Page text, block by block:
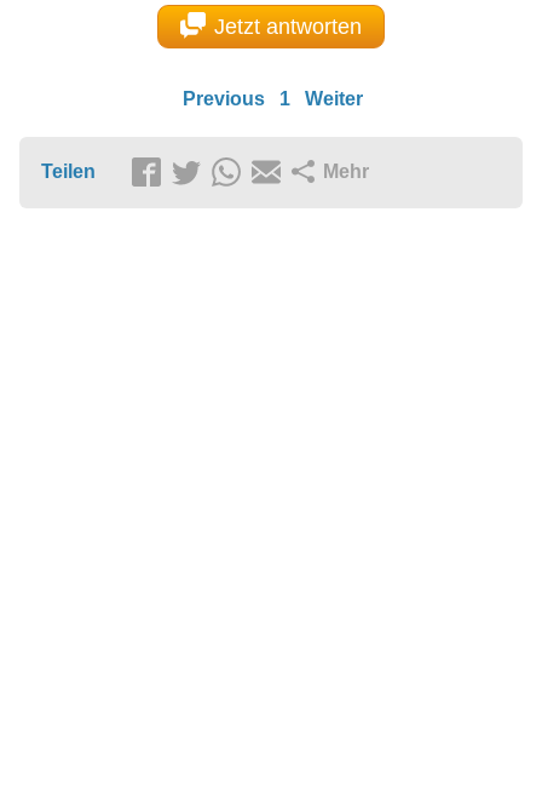
Jetzt antworten
Previous 1 Weiter
Teilen Mehr